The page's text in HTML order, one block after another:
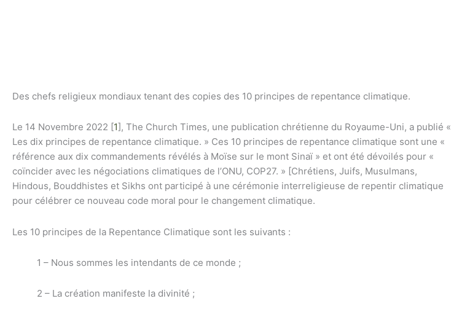
Des chefs religieux mondiaux tenant des copies des 10 principes de repentance climatique.
Le 14 Novembre 2022 [1], The Church Times, une publication chrétienne du Royaume-Uni, a publié «
Les dix principes de repentance climatique. » Ces 10 principes de repentance climatique sont une «
référence aux dix commandements révélés à Moïse sur le mont Sinaï » et ont été dévoilés pour «
coïncider avec les négociations climatiques de l’ONU, COP27. » [Chrétiens, Juifs, Musulmans,
Hindous, Bouddhistes et Sikhs ont participé à une cérémonie interreligieuse de repentir climatique
pour célébrer ce nouveau code moral pour le changement climatique.
Les 10 principes de la Repentance Climatique sont les suivants :
1 – Nous sommes les intendants de ce monde ;
2 – La création manifeste la divinité ;